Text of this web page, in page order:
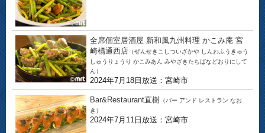
全席個室居酒屋 新和風九州料理 かこみ庵 宮
崎橘通西店 （ぜんせきこしついざかや しんわふうきゅう
しゅうりょうり かこみあん みやざきたちばなどおりにして
ん）
2024年7月18日放送：宮崎市
Bar&Restaurant直樹 （バー アンド レストラン なお
き）
2024年7月11日放送：宮崎市